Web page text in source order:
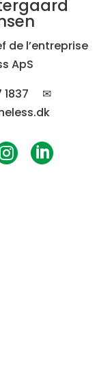
de l’entreprise
ApS
1837 ✉
